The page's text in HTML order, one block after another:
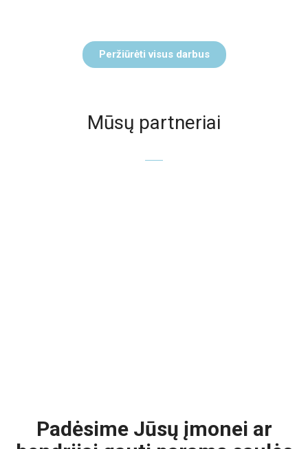
Peržiūrėti visus darbus
Mūsų partneriai
Padėsime Jūsų įmonei ar